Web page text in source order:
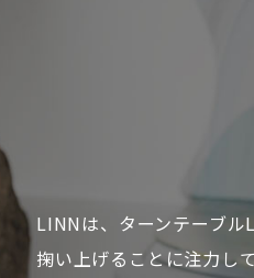
LINNは、ターンテーブル
掬い上げることに注力し